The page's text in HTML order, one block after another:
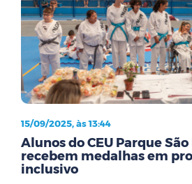
15/09/2025, às 13:44
Alunos do CEU Parque São
recebem medalhas em
inclusivo